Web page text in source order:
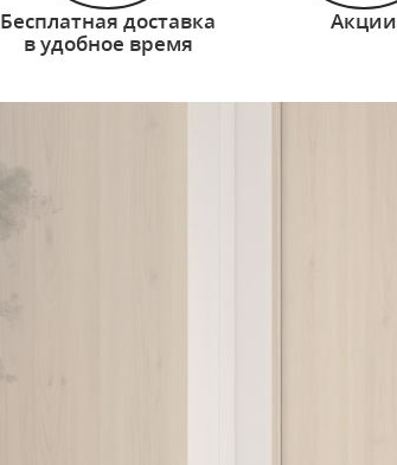
Бесплатная доставка
в удобное время
Акции